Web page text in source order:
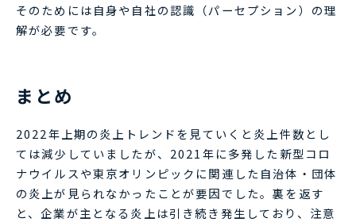
そのためには自身や自社の認識（パーセプション）の理
解が必要です。
まとめ
2022年上期の炎上トレンドを見ていくと炎上件数とし
ては減少していましたが、2021年に多発した新型コロ
ナウイルスや東京オリンピックに関連した自治体・団体
の炎上が見られなかったことが要因でした。裏を返す
と、企業が主となる炎上は引き続き発生しており、注意